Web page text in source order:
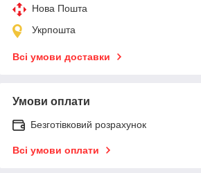
Нова Пошта
Укрпошта
Всі умови доставки
Умови оплати
Безготівковий розрахунок
Всі умови оплати